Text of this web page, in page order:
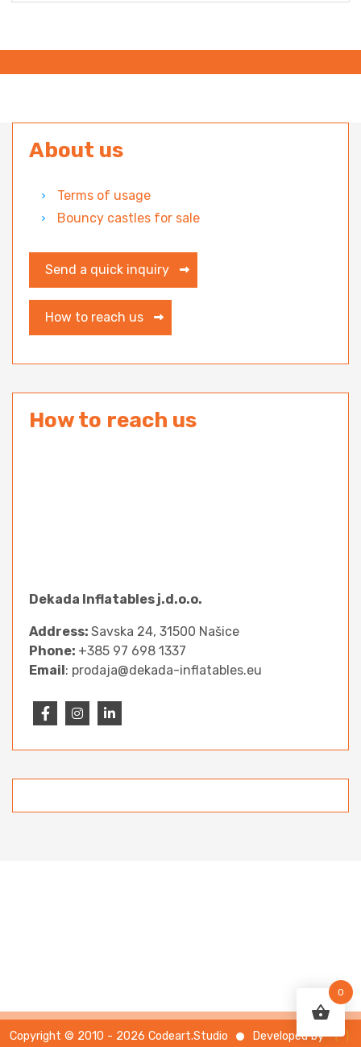
About us
Terms of usage
Bouncy castles for sale
Send a quick inquiry
How to reach us
How to reach us
Dekada Inflatables j.d.o.o.
Address: Savska 24, 31500 Našice
Phone: +385 97 698 1337
Email: prodaja@dekada-inflatables.eu
0
Copyright © 2010 - 2026 Codeart.Studio Developed by { }